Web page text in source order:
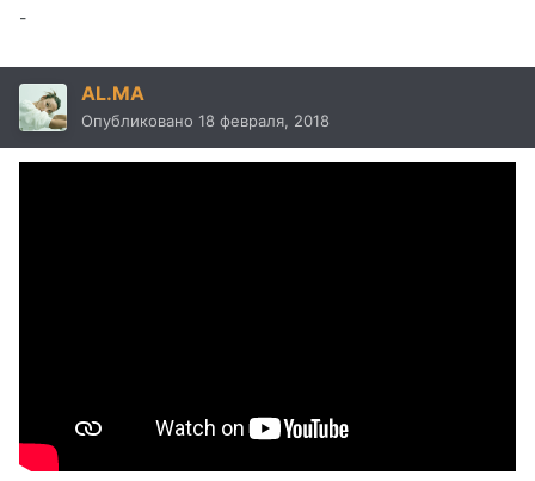
-
AL.MA
Опубликовано 18 февраля, 2018